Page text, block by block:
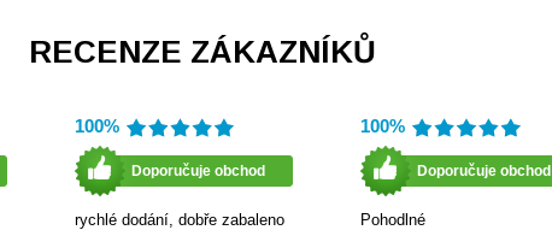
RECENZE ZÁKAZNÍKŮ
100%
Doporučuje obchod
rychlé dodání, dobře zabaleno
100%
Doporučuje obchod
Pohodlné